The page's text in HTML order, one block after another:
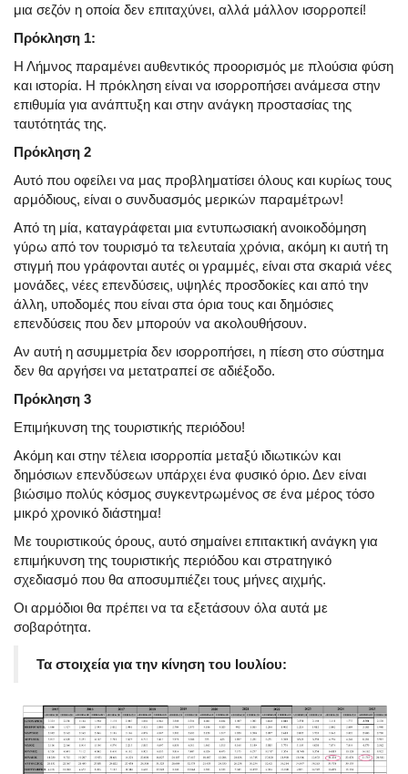
μια σεζόν η οποία δεν επιταχύνει, αλλά μάλλον ισορροπεί!
Πρόκληση 1:
Η Λήμνος παραμένει αυθεντικός προορισμός με πλούσια φύση
και ιστορία. Η πρόκληση είναι να ισορροπήσει ανάμεσα στην
επιθυμία για ανάπτυξη και στην ανάγκη προστασίας της
ταυτότητάς της.
Πρόκληση 2
Αυτό που οφείλει να μας προβληματίσει όλους και κυρίως τους
αρμόδιους, είναι ο συνδυασμός μερικών παραμέτρων!
Από τη μία, καταγράφεται μια εντυπωσιακή ανοικοδόμηση
γύρω από τον τουρισμό τα τελευταία χρόνια, ακόμη κι αυτή τη
στιγμή που γράφονται αυτές οι γραμμές, είναι στα σκαριά νέες
μονάδες, νέες επενδύσεις, υψηλές προσδοκίες και από την
άλλη, υποδομές που είναι στα όρια τους και δημόσιες
επενδύσεις που δεν μπορούν να ακολουθήσουν.
Αν αυτή η ασυμμετρία δεν ισορροπήσει, η πίεση στο σύστημα
δεν θα αργήσει να μετατραπεί σε αδιέξοδο.
Πρόκληση 3
Επιμήκυνση της τουριστικής περιόδου!
Ακόμη και στην τέλεια ισορροπία μεταξύ ιδιωτικών και
δημόσιων επενδύσεων υπάρχει ένα φυσικό όριο. Δεν είναι
βιώσιμο πολύς κόσμος συγκεντρωμένος σε ένα μέρος τόσο
μικρό χρονικό διάστημα!
Με τουριστικούς όρους, αυτό σημαίνει επιτακτική ανάγκη για
επιμήκυνση της τουριστικής περιόδου και στρατηγικό
σχεδιασμό που θα αποσυμπιέζει τους μήνες αιχμής.
Οι αρμόδιοι θα πρέπει να τα εξετάσουν όλα αυτά με
σοβαρότητα.
Τα στοιχεία για την κίνηση του Ιουλίου: